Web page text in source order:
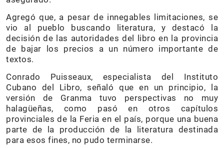
Agregó que, a pesar de innegables limitaciones, se
vio al pueblo buscando literatura, y destacó la
decisión de las autoridades del libro en la provincia
de bajar los precios a un número importante de
textos.
Conrado Puisseaux, especialista del Instituto
Cubano del Libro, señaló que en un principio, la
versión de Granma tuvo perspectivas no muy
halagüeñas, como pasó en otros capítulos
provinciales de la Feria en el país, porque una buena
parte de la producción de la literatura destinada
para esos fines, no pudo terminarse.